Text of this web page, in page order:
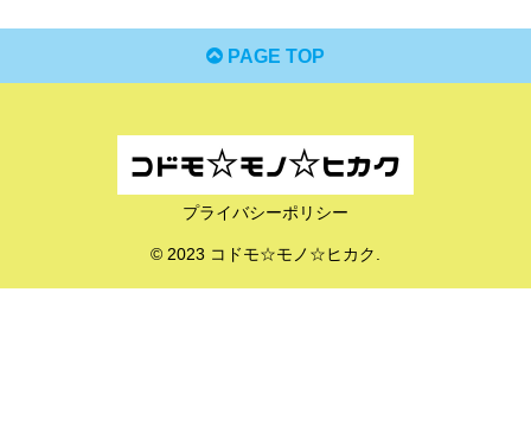
PAGE TOP
プライバシーポリシー
© 2023 コドモ☆モノ☆ヒカク.